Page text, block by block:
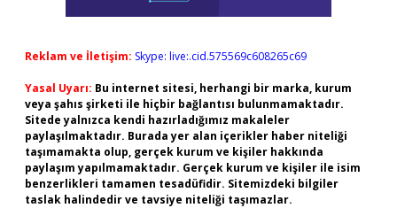
Reklam ve İletişim: Skype: live:.cid.575569c608265c69
Yasal Uyarı: Bu internet sitesi, herhangi bir marka, kurum
veya şahıs şirketi ile hiçbir bağlantısı bulunmamaktadır.
Sitede yalnızca kendi hazırladığımız makaleler
paylaşılmaktadır. Burada yer alan içerikler haber niteliği
taşımamakta olup, gerçek kurum ve kişiler hakkında
paylaşım yapılmamaktadır. Gerçek kurum ve kişiler ile isim
benzerlikleri tamamen tesadüfidir. Sitemizdeki bilgiler
taslak halindedir ve tavsiye niteliği taşımazlar.